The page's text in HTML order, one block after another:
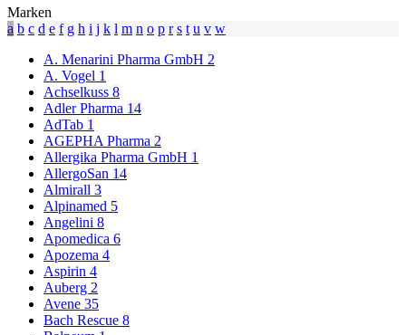
Marken
a b c d e f g h i j k l m n o p r s t u v w
A. Menarini Pharma GmbH 2
A. Vogel 1
Achselkuss 8
Adler Pharma 14
AdTab 1
AGEPHA Pharma 2
Allergika Pharma GmbH 1
AllergoSan 14
Almirall 3
Alpinamed 5
Angelini 8
Apomedica 6
Apozema 4
Aspirin 4
Auberg 2
Avene 35
Bach Rescue 8